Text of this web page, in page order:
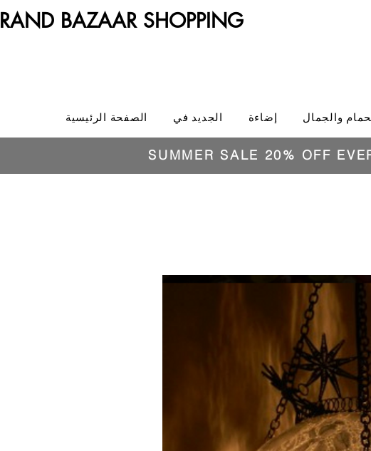
BAZAAR SHOPPING
الصفحة الرئيسية الجديد في إضاءة والجمال
SUMMER SALE 20% OFF